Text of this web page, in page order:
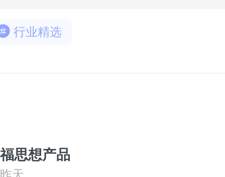
行业精选
福思想产品